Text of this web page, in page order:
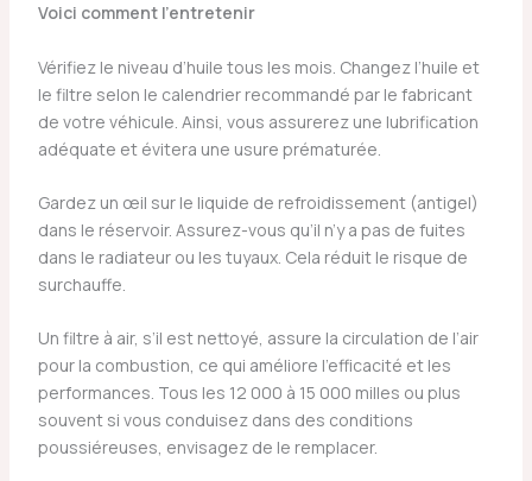
Voici comment l’entretenir
Vérifiez le niveau d’huile tous les mois. Changez l’huile et
le filtre selon le calendrier recommandé par le fabricant
de votre véhicule. Ainsi, vous assurerez une lubrification
adéquate et évitera une usure prématurée.
Gardez un œil sur le liquide de refroidissement (antigel)
dans le réservoir. Assurez-vous qu’il n’y a pas de fuites
dans le radiateur ou les tuyaux. Cela réduit le risque de
surchauffe.
Un filtre à air, s’il est nettoyé, assure la circulation de l’air
pour la combustion, ce qui améliore l’efficacité et les
performances. Tous les 12 000 à 15 000 milles ou plus
souvent si vous conduisez dans des conditions
poussiéreuses, envisagez de le remplacer.